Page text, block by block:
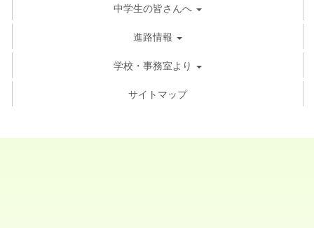
中学生の皆さんへ
進路情報
学校・事務室より
サイトマップ